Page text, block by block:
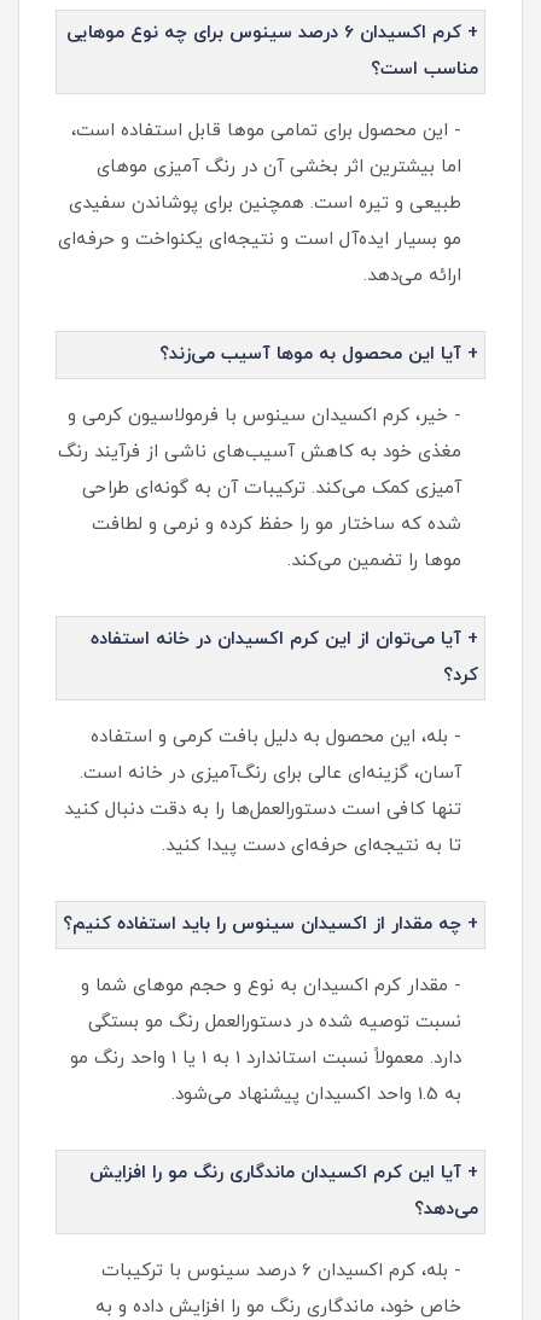
+ کرم اکسیدان 6 درصد سینوس برای چه نوع موهایی
مناسب است؟
- این محصول برای تمامی موها قابل استفاده است،
اما بیشترین اثر بخشی آن در رنگ آمیزی موهای
طبیعی و تیره است. همچنین برای پوشاندن سفیدی
مو بسیار ایده‌آل است و نتیجه‌ای یکنواخت و حرفه‌ای
ارائه می‌دهد.
+ آیا این محصول به موها آسیب می‌زند؟
- خیر، کرم اکسیدان سینوس با فرمولاسیون کرمی و
مغذی خود به کاهش آسیب‌های ناشی از فرآیند رنگ
آمیزی کمک می‌کند. ترکیبات آن به گونه‌ای طراحی
شده که ساختار مو را حفظ کرده و نرمی و لطافت
موها را تضمین می‌کند.
+ آیا می‌توان از این کرم اکسیدان در خانه استفاده
کرد؟
- بله، این محصول به دلیل بافت کرمی و استفاده
آسان، گزینه‌ای عالی برای رنگ‌آمیزی در خانه است.
تنها کافی است دستورالعمل‌ها را به دقت دنبال کنید
تا به نتیجه‌ای حرفه‌ای دست پیدا کنید.
+ چه مقدار از اکسیدان سینوس را باید استفاده کنیم؟
- مقدار کرم اکسیدان به نوع و حجم موهای شما و
نسبت توصیه شده در دستورالعمل رنگ مو بستگی
دارد. معمولاً نسبت استاندارد 1 به 1 یا 1 واحد رنگ مو
به 1.5 واحد اکسیدان پیشنهاد می‌شود.
+ آیا این کرم اکسیدان ماندگاری رنگ مو را افزایش
می‌دهد؟
- بله، کرم اکسیدان 6 درصد سینوس با ترکیبات
خاص خود، ماندگاری رنگ مو را افزایش داده و به